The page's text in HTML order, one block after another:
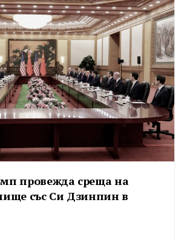
провежда среща на
със Си Дзинпин в